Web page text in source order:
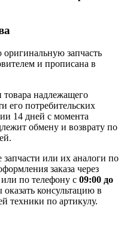
запчасть
и прописана в
надлежащего
его потребительских
14 дней с момента
обмену и возврату по
или их аналоги по
заказа через
по телефону с 09:00 до
консультацию в
техники по артикулу.